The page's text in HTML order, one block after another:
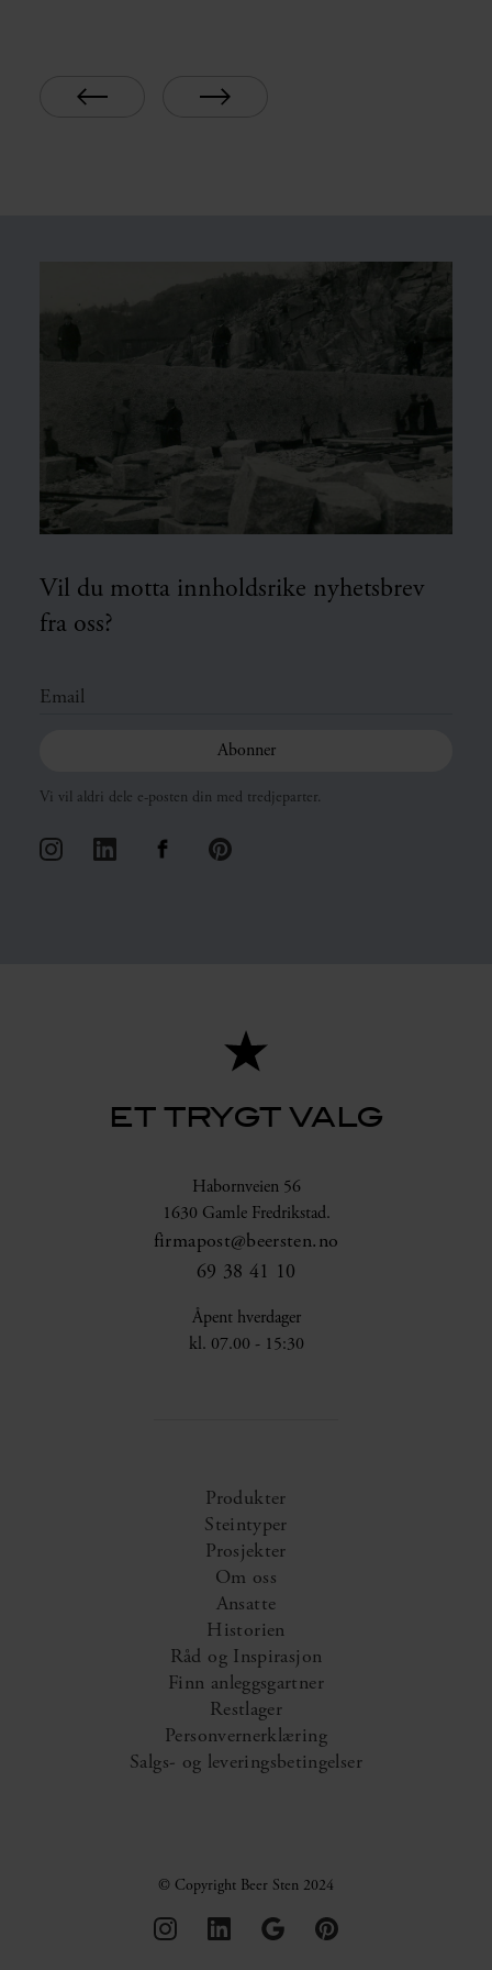
Vil du motta innholdsrike nyhetsbrev
fra oss?
Vi vil aldri dele e-posten din med tredjeparter.
ET TRYGT VALG
Habornveien 56
1630 Gamle Fredrikstad.
firmapost@beersten.no
69 38 41 10
Åpent hverdager
kl. 07.00 - 15:30
Produkter
Steintyper
Prosjekter
Om oss
Ansatte
Historien
Råd og Inspirasjon
Finn anleggsgartner
Restlager
Personvernerklæring
Salgs- og leveringsbetingelser
© Copyright Beer Sten 2024